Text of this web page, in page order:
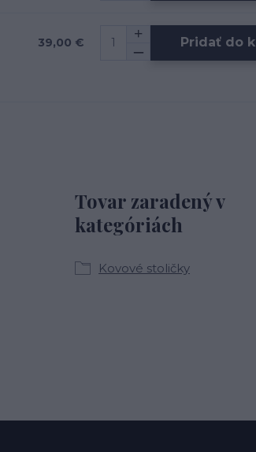
39,00 € Pridať do
Tovar zaradený v
kategóriách
Kovové stoličky